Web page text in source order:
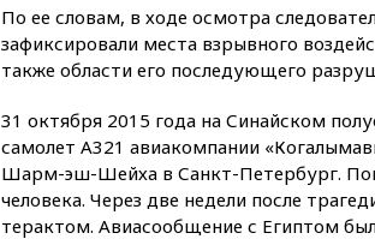
По ее словам, в ходе осмотра
зафиксировали места взрывного
также области его последующего
31 октября 2015 года на Синайском
самолет А321 авиакомпании
Шарм-эш-Шейха в Санкт-Петербург.
человека. Через две недели после
терактом. Авиасообщение с Египтом